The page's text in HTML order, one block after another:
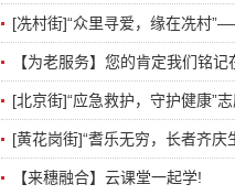
[冼村街]“众里寻爱，缘在冼村
【为老服务】您的肯定我们铭记
[北京街]“应急救护，守护健康”
[黄花岗街]“耆乐无穷，长者齐
【来穗融合】云课堂一起学!